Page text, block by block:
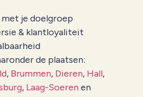
je doelgroep
& klantloyaliteit
de plaatsen:
, Brummen, Dieren, Hall,
, Laag-Soerenen